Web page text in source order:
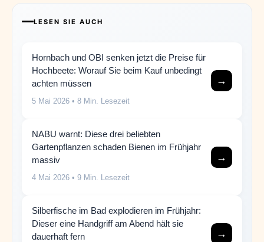
LESEN SIE AUCH
Hornbach und OBI senken jetzt die Preise für
Hochbeete: Worauf Sie beim Kauf unbedingt
achten müssen
5 Mai 2026 • 8 Min. Lesezeit
→
NABU warnt: Diese drei beliebten
Gartenpflanzen schaden Bienen im Frühjahr
massiv
4 Mai 2026 • 9 Min. Lesezeit
→
Silberfische im Bad explodieren im Frühjahr:
Dieser eine Handgriff am Abend hält sie
dauerhaft fern
→